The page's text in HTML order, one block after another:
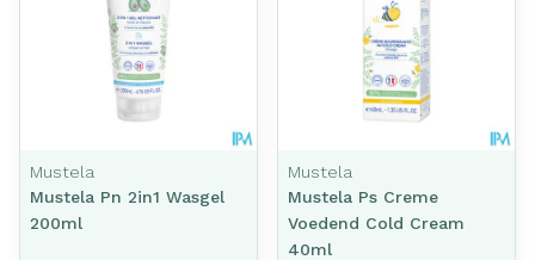
Mustela
Mustela Pn 2in1 Wasgel
200ml
Mustela
Mustela Ps Creme
Voedend Cold Cream
40ml